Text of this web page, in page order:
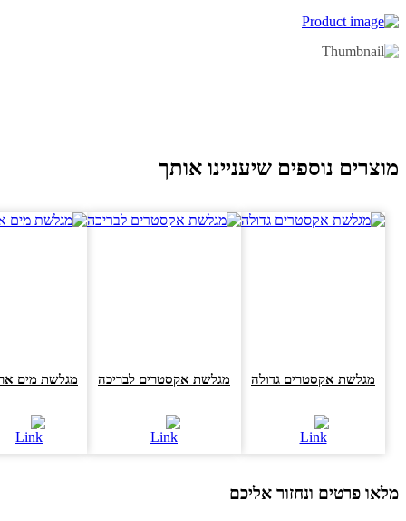
נוספים שיעניינו אותך
מגלשת אקסטרים גדולה מגלשת אקסטרים לבריכה מגלשת מים
פרטים ונחזור אליכם